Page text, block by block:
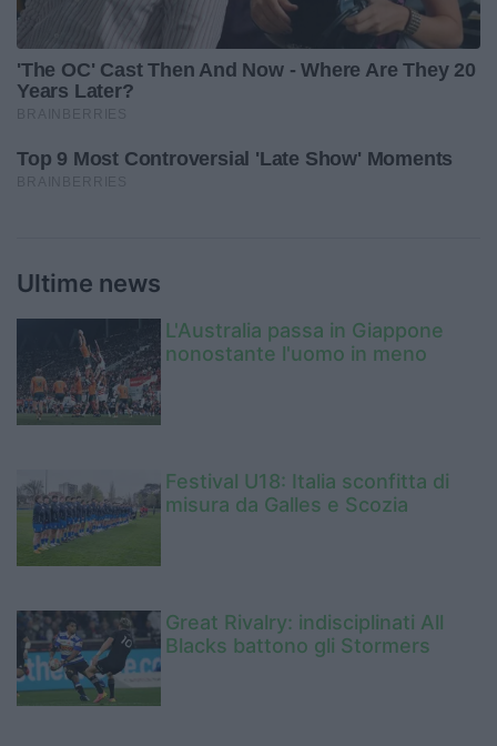
Ultime news
L'Australia passa in Giappone
nonostante l'uomo in meno
Festival U18: Italia sconfitta di
misura da Galles e Scozia
Great Rivalry: indisciplinati All
Blacks battono gli Stormers